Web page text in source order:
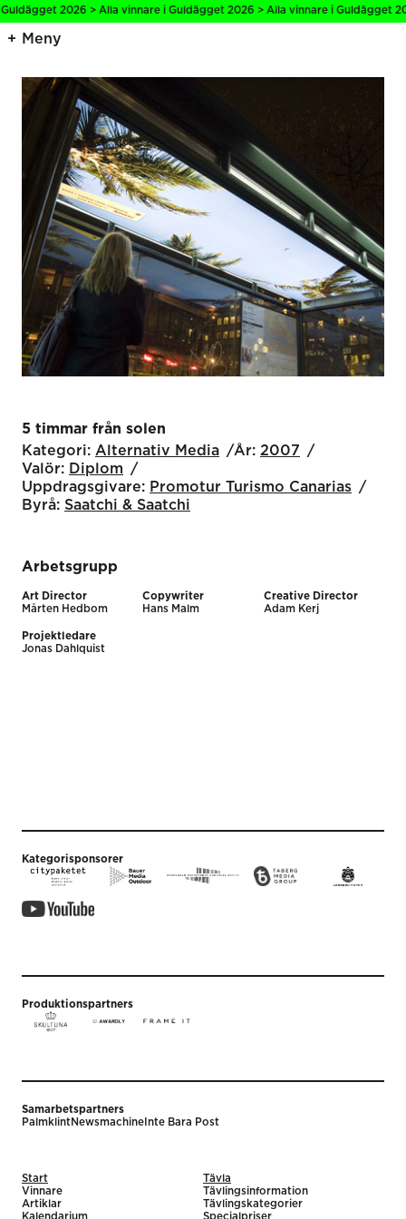
2026 > Alla vinnare i Guldägget 2026 > Alla vinnare i Guldägget
Meny
5 timmar från solen
Kategori: Alternativ Media År: 2007
Valör: Diplom
Uppdragsgivare: Promotur Turismo Canarias
Byrå: Saatchi & Saatchi
Arbetsgrupp
Art Director
Mårten Hedbom
Copywriter
Hans Malm
Creative Director
Adam Kerj
Projektledare
Jonas Dahlquist
Kategorisponsorer
Produktionspartners
Samarbetspartners
PalmklintNewsmachine Inte Bara Post
Start
Vinnare
Artiklar
Tävla
Tävlingsinformation
Tävlingskategorier